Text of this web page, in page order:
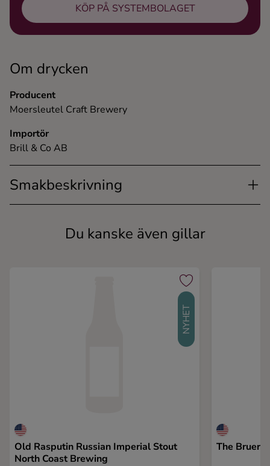
Om drycken
Producent
Moersleutel Craft Brewery
Importör
Brill & Co AB
Smakbeskrivning
KÖP PÅ SYSTEMBOLAGET
Du kanske även gillar
NYHET
Old Rasputin Russian Imperial Stout
North Coast Brewing
The Bruery